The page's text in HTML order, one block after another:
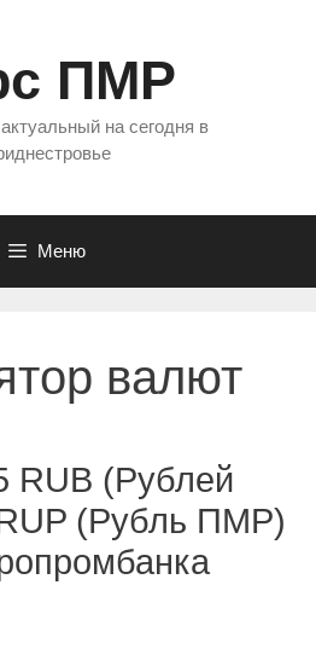
ПМР
на сегодня в
Меню
валют
RUB (Рублей
(Рубль ПМР)